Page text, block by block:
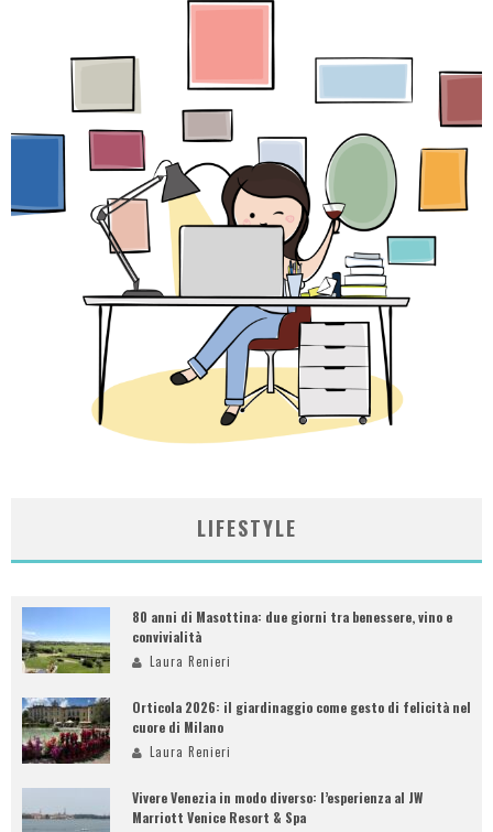
LIFESTYLE
80 anni di Masottina: due giorni tra benessere, vino e
convivialità
Laura Renieri
Orticola 2026: il giardinaggio come gesto di felicità nel
cuore di Milano
Laura Renieri
Vivere Venezia in modo diverso: l’esperienza al JW
Marriott Venice Resort & Spa